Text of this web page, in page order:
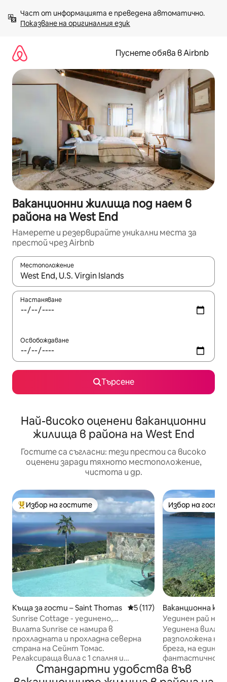
към
съдържанието
Показване на оригиналния език
Пуснете обява в Airbnb
Ваканционни жилища под наем в
района на West End
Намерете и резервирайте уникални места за
престой чрез Airbnb
Местоположение
Когато резултатите се покажат, използвайте
Настаняване
Освобождаване
Търсене
Най-високо оценени ваканционни
жилища в района на West End
Гостите са съгласни: тези престои са високо
оценени заради тяхното местоположение,
чистота и др.
Най-популярен избор на гостите
Избор на гостите
Къща за гости – Saint Thomas Средна оценка: 5 от 5,
5 (117)
Sunrise Cottage - уединено,
романтично място
Вилата Sunrise се намира в
прохладната и прохладна северна
страна на Сейнт Томас.
Релаксираща вила с 1 спалня и
напълно оборудвана кухня и
всекидневна. Можете да се
Избор на
Избор на
Ваканционна
Bay
Уединен рай на
Cottage
Уединена вила с
разположена на
брега, на един
фантастично
уединение край
Стандартни удобства във